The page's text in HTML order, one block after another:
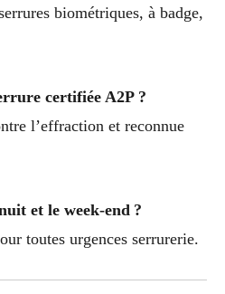
biométriques, à badge,
certifiée A2P ?
l’effraction et reconnue
et le week-end ?
toutes urgences serrurerie.